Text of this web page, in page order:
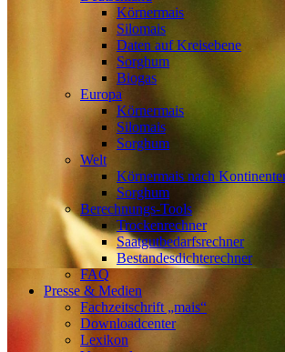
Körnermais
Silomais
Daten auf Kreisebene
Sorghum
Biogas
Europa
Körnermais
Silomais
Sorghum
Welt
Körnermais nach
Sorghum
Berechnungs-Tools
Trockenrechner
Saatgutbedarfsrechner
Bestandesdichterechner
FAQ
Presse & Medien
Fachzeitschrift „mais“
Downloadcenter
Lexikon